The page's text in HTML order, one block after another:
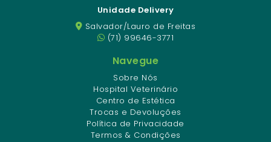
Unidade Delivery
Salvador/Lauro de Freitas
(71) 99646-3771
Navegue
Sobre Nós
Hospital Veterinário
Centro de Estética
Trocas e Devoluções
Política de Privacidade
Termos & Condições